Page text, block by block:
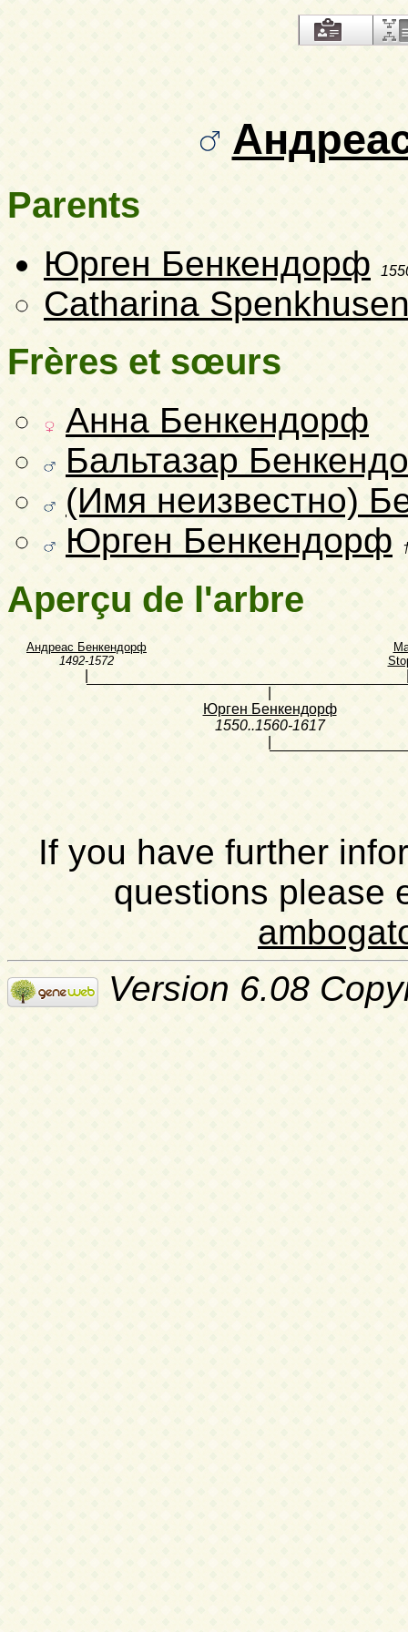
Parents
Юрген Бенкендорф
Catharina
Frères et sœurs
Анна Бенкендорф
Бальтазар
(Имя неизвестно)
Юрген Бенкендорф
Aperçu de l'arbre
Андреас Бенкендорф
1492-1572
Юрген Бенкендорф
1550..1560-1617
If you have further
questions please
Version 6.08